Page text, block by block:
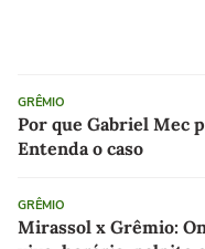
GRÊMIO
Por que Gabriel Mec
Entenda o caso
GRÊMIO
Mirassol x Grêmio: